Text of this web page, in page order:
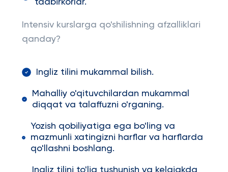
tadbirkorlar.
Intensiv kurslarga qo'shilishning afzalliklari
qanday?
Ingliz tilini mukammal bilish.
Mahalliy o'qituvchilardan mukammal
diqqat va talaffuzni o'rganing.
Yozish qobiliyatiga ega bo'ling va
mazmunli xatingizni harflar va harflarda
qo'llashni boshlang.
Ingliz tilini to'liq tushunish va kelajakda